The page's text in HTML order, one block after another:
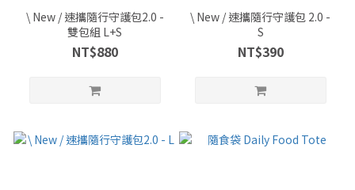
\ New / 速攜隨行守護包2.0 -
雙包組 L+S
NT$880
\ New / 速攜隨行守護包 2.0 -
S
NT$390